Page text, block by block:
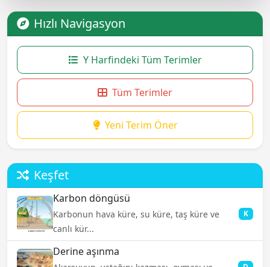
Hızlı Navigasyon
Y Harfindeki Tüm Terimler
Tüm Terimler
Yeni Terim Öner
Keşfet
Karbon döngüsü
Karbonun hava küre, su küre, taş küre ve
canlı kür...
K
Derine aşınma